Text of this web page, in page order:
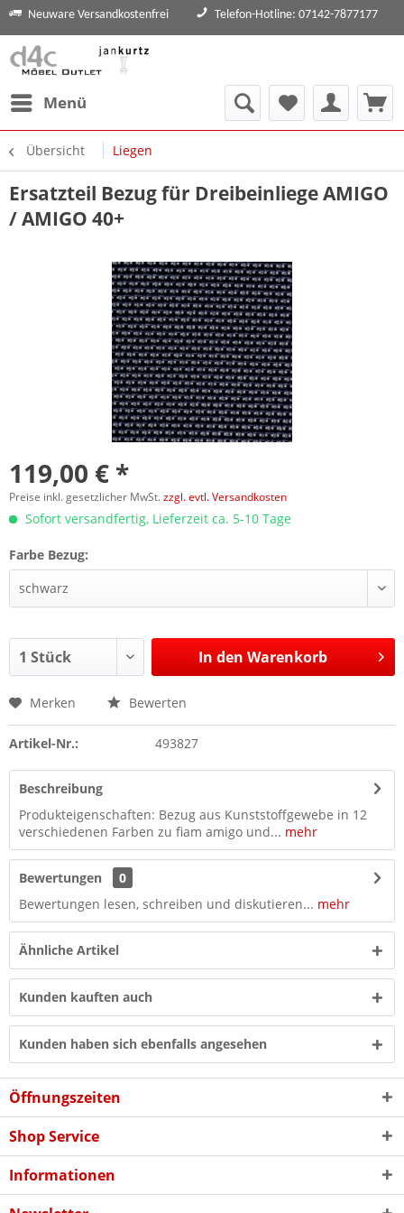
Neuware Versandkostenfrei Telefon-Hotline: 07142-7877177
Menü
Übersicht Liegen
Ersatzteil Bezug für Dreibeinliege AMIGO
/ AMIGO 40+
119,00 € *
Preise inkl. gesetzlicher MwSt.zzgl. evtl. Versandkosten
Sofort versandfertig, Lieferzeit ca. 5-10 Tage
Farbe Bezug:
In den Warenkorb
Merken Bewerten
Artikel-Nr.: 493827
Beschreibung
Produkteigenschaften: Bezug aus Kunststoffgewebe in 12
verschiedenen Farben zu fiam amigo und... mehr
Bewertungen
0
Bewertungen lesen, schreiben und diskutieren... mehr
Ähnliche Artikel
Kunden kauften auch
Kunden haben sich ebenfalls angesehen
Öffnungszeiten
Shop Service
Informationen